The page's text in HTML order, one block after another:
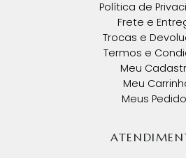
Política de
Frete e
Trocas e
Termos e
Meu
Meu
Meus